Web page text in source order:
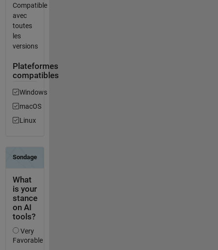
Compatible
avec
toutes
les
versions
Plateformes
compatibles
Windows
macOS
Linux